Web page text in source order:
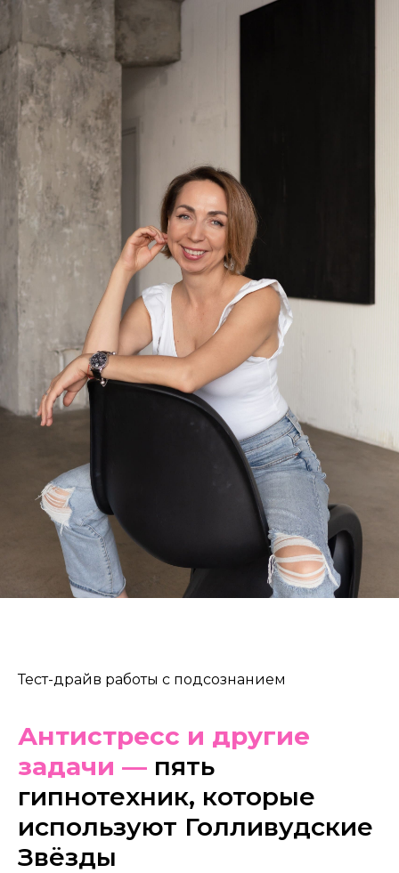
Тест-драйв работы с подсознанием
Антистресс и другие
задачи — пять
гипнотехник, которые
используют Голливудские
Звёзды